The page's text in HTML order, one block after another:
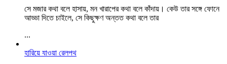
সে মজার কথা বলে হাসায়, মন খারাপের কথা বলে কাঁদায়। কেউ তার সঙ্গে ফোনে
আড্ডা দিতে চাইলে, সে কিছুক্ষণ অন্তত কথা বলে তার
...
হারিয়ে যাওয়া রেলপথ